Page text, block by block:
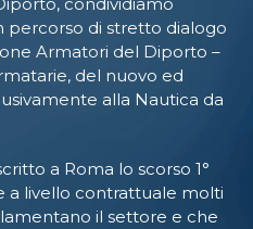
percorso di stretto dialogo
Armatori del Diporto –
del nuovo ed
alla Nautica da
a Roma lo scorso 1°
a livello contrattuale molti
il settore e che